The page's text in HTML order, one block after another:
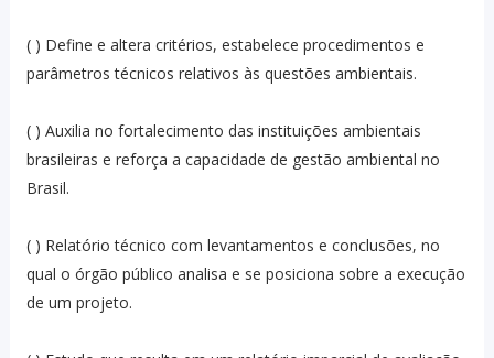
( ) Define e altera critérios, estabelece procedimentos e
parâmetros técnicos relativos às questões ambientais.
( ) Auxilia no fortalecimento das instituições ambientais
brasileiras e reforça a capacidade de gestão ambiental no
Brasil.
( ) Relatório técnico com levantamentos e conclusões, no
qual o órgão público analisa e se posiciona sobre a execução
de um projeto.